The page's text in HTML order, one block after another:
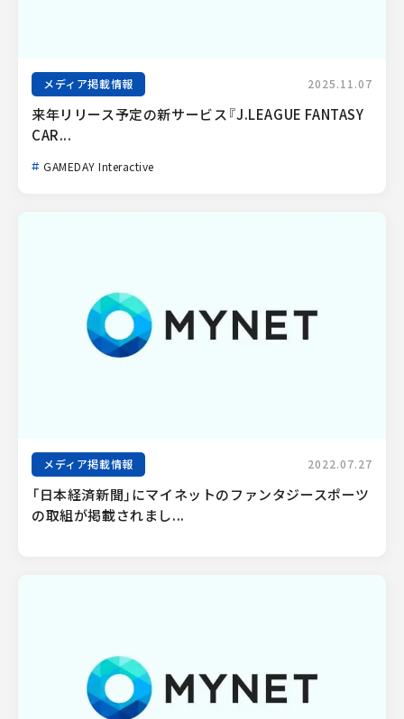
メディア掲載情報 2025.11.07
来年リリース予定の新サービス『J.LEAGUE FANTASY
CAR...
GAMEDAY Interactive
メディア掲載情報 2022.07.27
「日本経済新聞」にマイネットのファンタジースポーツ
の取組が掲載されまし...